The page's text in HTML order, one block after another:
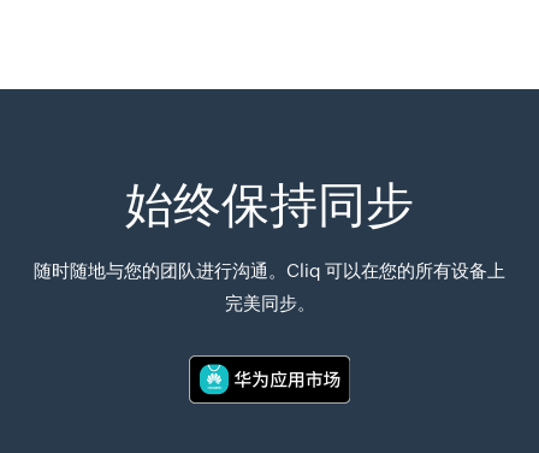
始终保持同步
随时随地与您的团队进行沟通。Cliq 可以在您的所有设备上
完美同步。